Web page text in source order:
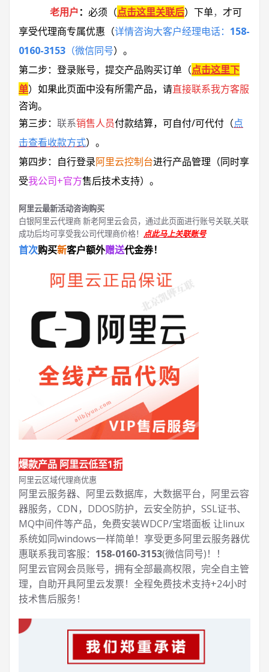
老用户： 必须 （点击这里关联后） 下单， 才可
享受代理商专属优惠 （详情咨询大客户经理电话： 158-
0160-3153 （微信同号） 。
第二步：登录账号，提交产品购买订单（点击这里下
单） 如果此页面中没有所需产品，请直接联系我方客服
咨询。
第三步： 联系销售人员付款结算，可自付/可代付（点
击查看收款方式）。
第四步：自行登录阿里云控制台进行产品管理（同时享
受我公司+官方售后技术支持）。
阿里云最新活动咨询购买
白银阿里云代理商 新老阿里云会员，通过此页面进行账号关联,关联
成功后均可享受我公司代理商价格！ 点此马上关联账号
首次购买新客户额外赠送代金券！
爆款产品 阿里云低至1折
阿里云区域代理商优惠
阿里云服务器、阿里云数据库，大数据平台，阿里云容
器服务，CDN，DDOS防护，云安全防护，SSL证书、
MQ中间件等产品，免费安装WDCP/宝塔面板 让linux
系统如同windows一样简单！享受更多阿里云服务器优
惠联系我司客服： 158-0160-3153(微信同号)！！
阿里云官网会员账号，拥有全部最高权限，完全自主管
理，自助开具阿里云发票！全程免费技术支持+24小时
技术售后服务！